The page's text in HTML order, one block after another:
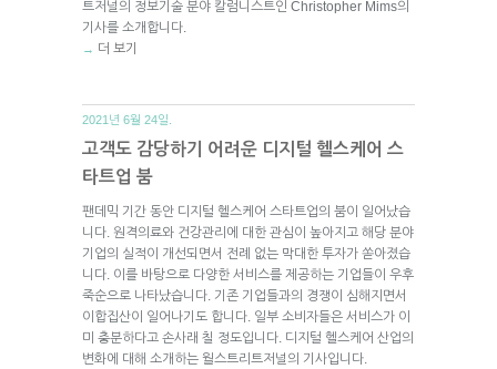
트저널의 정보기술 분야 칼럼니스트인 Christopher Mims의
기사를 소개합니다.
→ 더 보기
2021년 6월 24일.
고객도 감당하기 어려운 디지털 헬스케어 스
타트업 붐
팬데믹 기간 동안 디지털 헬스케어 스타트업의 붐이 일어났습
니다. 원격의료와 건강관리에 대한 관심이 높아지고 해당 분야
기업의 실적이 개선되면서 전례 없는 막대한 투자가 쏟아졌습
니다. 이를 바탕으로 다양한 서비스를 제공하는 기업들이 우후
죽순으로 나타났습니다. 기존 기업들과의 경쟁이 심해지면서
이합집산이 일어나기도 합니다. 일부 소비자들은 서비스가 이
미 충분하다고 손사래 칠 정도입니다. 디지털 헬스케어 산업의
변화에 대해 소개하는 월스트리트저널의 기사입니다.